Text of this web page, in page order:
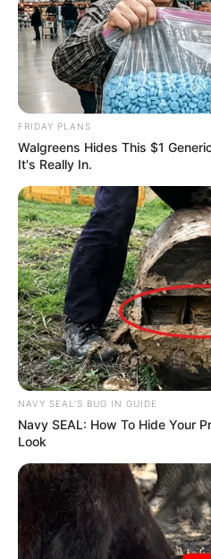
FRIDAY PLANS
Walgreens Hides This $1
It's Really In.
NAVY SEAL'S BUG IN GUIDE
Navy SEAL: How To Hide Your
Look